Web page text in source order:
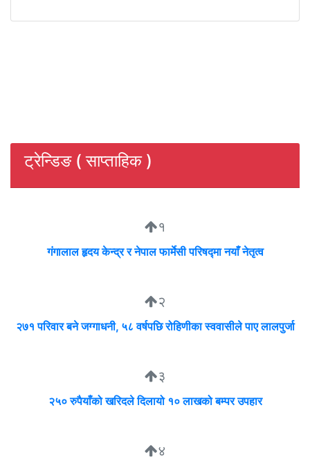
ट्रेन्डिङ ( साप्ताहिक )
१
गंगालाल हृदय केन्द्र र नेपाल फार्मेसी परिषद्मा नयाँ नेतृत्व
२
२७१ परिवार बने जग्गाधनी, ५८ वर्षपछि रोहिणीका स्ववासीले पाए लालपुर्जा
३
२५० रुपैयाँको खरिदले दिलायो १० लाखको बम्पर उपहार
४